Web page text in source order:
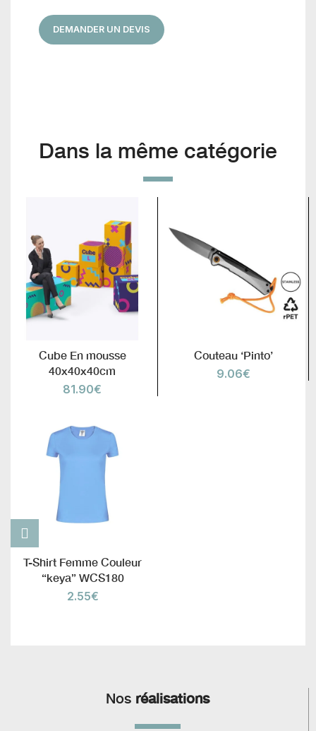
DEMANDER UN DEVIS
Dans la même catégorie
Cube En mousse
40x40x40cm
81.90€
Couteau ‘Pinto’
9.06€
T-Shirt Femme Couleur
“keya” WCS180
2.55€
Nos réalisations